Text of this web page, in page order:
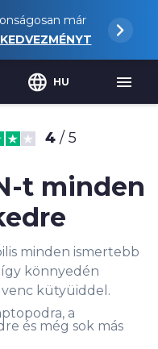
már
HU
4 / 5
t minden
minden ismertebb
könnyedén
kütyüiddel.
a
és még sok más